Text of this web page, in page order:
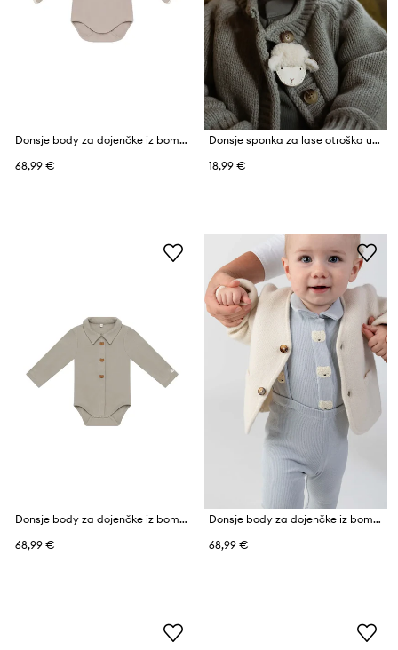
Donsje body za dojenčke iz bombaža z elastanom Diete Bodysuit
68,99 €
Donsje sponka za lase otroška usnjena Josy Exclusive Hairclip Lammy
18,99 €
Donsje body za dojenčke iz bombaža z elastanom Finnian Bodysuit Bears
68,99 €
Donsje body za dojenčke iz bombaža z elastanom Finnian Bodysuit Polar Bears
68,99 €